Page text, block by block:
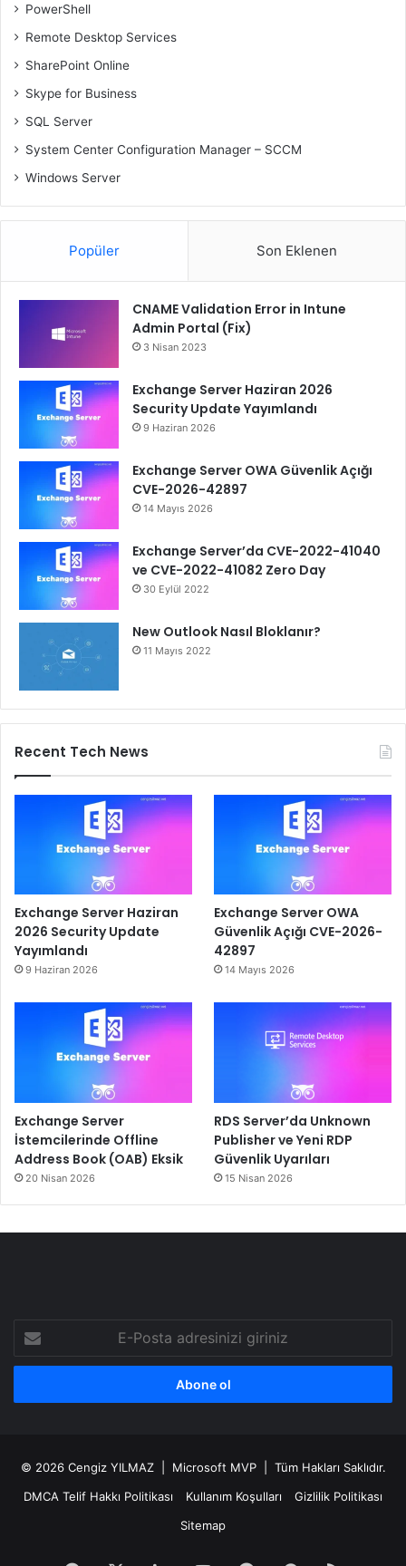
PowerShell
Remote Desktop Services
SharePoint Online
Skype for Business
SQL Server
System Center Configuration Manager – SCCM
Windows Server
Popüler Son Eklenen
CNAME Validation Error in Intune
Admin Portal (Fix)
3 Nisan 2023
Exchange Server Haziran 2026
Security Update Yayımlandı
9 Haziran 2026
Exchange Server OWA Güvenlik Açığı
CVE-2026-42897
14 Mayıs 2026
Exchange Server’da CVE-2022-41040
ve CVE-2022-41082 Zero Day
30 Eylül 2022
New Outlook Nasıl Bloklanır?
11 Mayıs 2022
Recent Tech News
Exchange Server Haziran
2026 Security Update
Yayımlandı
9 Haziran 2026
Exchange Server OWA
Güvenlik Açığı CVE-2026-
42897
14 Mayıs 2026
Exchange Server
İstemcilerinde Offline
Address Book (OAB) Eksik
20 Nisan 2026
RDS Server’da Unknown
Publisher ve Yeni RDP
Güvenlik Uyarıları
15 Nisan 2026
Posta
adresinizi
© 2026 Cengiz YILMAZ| Microsoft MVP | Tüm Hakları Saklıdır.
DMCA Telif Hakkı Politikası
Kullanım Koşulları
Gizlilik Politikası
Sitemap